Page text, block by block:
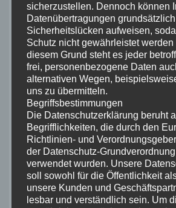
Mit einem symbolischen Akt und
Händedruck begrüßte Teamkapitän
langjährigen Spieler Tim Filatov in der
Herrenmannschaft des Post SV
75 Jahre Post SV Alfeld – Die
Download
Juli 22, 2025
Kreispokalhalbfinale und -finale
Saisonrückblick
April 25, 2025
sicherzustellen. Dennoch können
Datenübertragungen grundsätzlich
Sicherheitslücken aufweisen,
Schutz nicht gewährleistet werden
diesem Grund steht es jeder
frei, personenbezogene Daten
alternativen Wegen,
uns zu übermitteln.
Begriffsbestimmungen
Die Datenschutzerklärung beruht
Begrifflichkeiten, die durch den
Richtlinien- und
der Datenschutz-
verwendet wurden. Unsere
soll sowohl für die Öffentlichkeit
unsere Kunden und
lesbar und verständlich sein. Um